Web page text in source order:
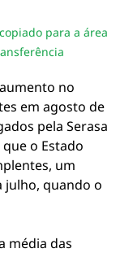
twitter
pelo email
link da notícia
para a área
no
em agosto de
pela Serasa
o Estado
um
julho, quando o
média das